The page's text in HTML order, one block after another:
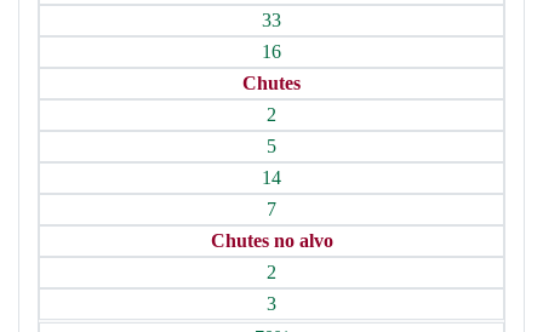
33
16
Chutes
2
5
14
7
Chutes no alvo
2
3